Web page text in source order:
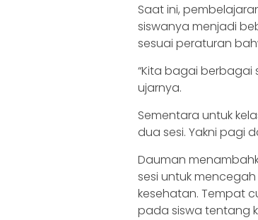
Saat ini,
siswanya menjadi
sesuai peraturan
“Kita bagai berbagai
ujarnya.
Sementara untuk
dua sesi. Yakni pagi
Dauman
sesi untuk
kesehatan. Tempat
pada siswa tentang